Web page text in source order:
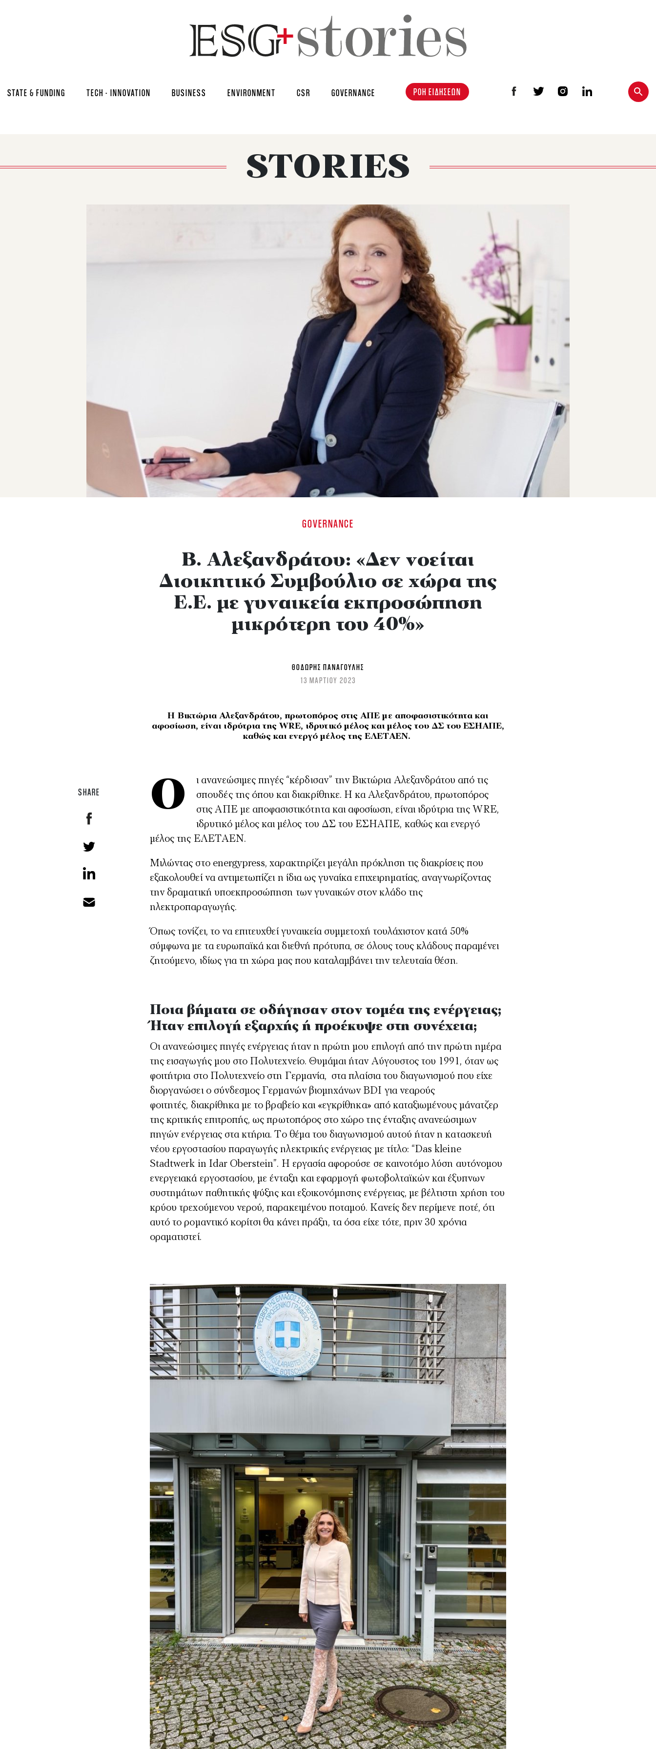
STATE & FUNDING TECH - INNOVATION BUSINESS ENVIRONMENT CSR GOVERNANCE ΡΟΗ ΕΙΔΗΣΕΩΝ
STORIES
GOVERNANCE
Β. Αλεξανδράτου: «Δεν νοείται
Διοικητικό Συμβούλιο σε χώρα της
Ε.Ε. με γυναικεία εκπροσώπηση
μικρότερη του 40%»
ΘΟΔΩΡΉΣ ΠΑΝΑΓΟΎΛΗΣ
13 ΜΑΡΤΙΟΥ 2023
Η Βικτώρια Αλεξανδράτου, πρωτοπόρος στις ΑΠΕ με αποφασιστικότητα και
αφοσίωση, είναι ιδρύτρια της WRE, ιδρυτικό μέλος και μέλος του ΔΣ του ΕΣΗΑΠΕ,
καθώς και ενεργό μέλος της ΕΛΕΤΑΕΝ.
SHARE Οι ανανεώσιμες πηγές “κέρδισαν” την Βικτώρια Αλεξανδράτου από τις
σπουδές της όπου και διακρίθηκε. Η κα Αλεξανδράτου, πρωτοπόρος
στις ΑΠΕ με αποφασιστικότητα και αφοσίωση, είναι ιδρύτρια της WRE,
ιδρυτικό μέλος και μέλος του ΔΣ του ΕΣΗΑΠΕ, καθώς και ενεργό
μέλος της ΕΛΕΤΑΕΝ.
Μιλώντας στο energypress, χαρακτηρίζει μεγάλη πρόκληση τις διακρίσεις που
εξακολουθεί να αντιμετωπίζει η ίδια ως γυναίκα επιχειρηματίας, αναγνωρίζοντας
την δραματική υποεκπροσώπηση των γυναικών στον κλάδο της
ηλεκτροπαραγωγής.
Όπως τονίζει, το να επιτευχθεί γυναικεία συμμετοχή τουλάχιστον κατά 50%
σύμφωνα με τα ευρωπαϊκά και διεθνή πρότυπα, σε όλους τους κλάδους παραμένει
ζητούμενο, ιδίως για τη χώρα μας που καταλαμβάνει την τελευταία θέση.
Ποια βήματα σε οδήγησαν στον τομέα της ενέργειας;
Ήταν επιλογή εξαρχής ή προέκυψε στη συνέχεια;
Οι ανανεώσιμες πηγές ενέργειας ήταν η πρώτη μου επιλογή από την πρώτη ημέρα
της εισαγωγής μου στο Πολυτεχνείο. Θυμάμαι ήταν Αύγουστος του 1991, όταν ως
φοιτήτρια στο Πολυτεχνείο στη Γερμανία, στα πλαίσια του διαγωνισμού που είχε
διοργανώσει ο σύνδεσμος Γερμανών βιομηχάνων BDI για νεαρούς
φοιτητές, διακρίθηκα με το βραβείο και «εγκρίθηκα» από καταξιωμένους μάνατζερ
της κριτικής επιτροπής, ως πρωτοπόρος στο χώρο της ένταξης ανανεώσιμων
πηγών ενέργειας στα κτήρια. Το θέμα του διαγωνισμού αυτού ήταν η κατασκευή
νέου εργοστασίου παραγωγής ηλεκτρικής ενέργειας με τίτλο: “Das kleine
Stadtwerk in Idar Oberstein”. Η εργασία αφορούσε σε καινοτόμο λύση αυτόνομου
ενεργειακά εργοστασίου, με ένταξη και εφαρμογή φωτοβολταϊκών και έξυπνων
συστημάτων παθητικής ψύξης και εξοικονόμησης ενέργειας, με βέλτιστη χρήση του
κρύου τρεχούμενου νερού, παρακειμένου ποταμού. Κανείς δεν περίμενε ποτέ, ότι
αυτό το ρομαντικό κορίτσι θα κάνει πράξη, τα όσα είχε τότε, πριν 30 χρόνια
οραματιστεί.